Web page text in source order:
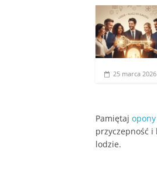
25 marca 2026
Pamiętaj
przyczepność
lodzie.